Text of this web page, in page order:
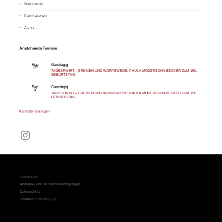
Gutscheine
Publikationen
Archiv
Anstehende Termine
Aug.
26
Ganztägig
TAGESFAHRT – BREMEN UND WORPSWEDE: PAULA MODERSOHN-BECKER ZUM 150.
GEBURTSTAG
Sep.
2
Ganztägig
TAGESFAHRT – BREMEN UND WORPSWEDE: PAULA MODERSOHN-BECKER ZUM 150.
GEBURTSTAG
Kalender anzeigen
Instagram
Impressum
Anmelde- und Teilnahmebedingungen
Datenschutz
Cookie-Richtlinie (EU)